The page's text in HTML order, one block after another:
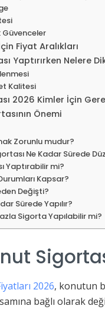
Güvenceler
Fiyat Aralıkları
Yaptırırken Nelere
Kalitesi
2026 Kimler İçin
Önemi
Zorunlu mudur?
Ne Kadar Sürede
Yaptırabilir mi?
Kapsar?
Değişti?
Sürede Yapılır?
Sigorta Yapılabilir mi?
2026, konutun
bağlı olarak